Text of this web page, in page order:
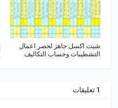
شيت اكسل جاهز لحصر اعمال
التشطيبات وحساب التكاليف
1 تعليقات